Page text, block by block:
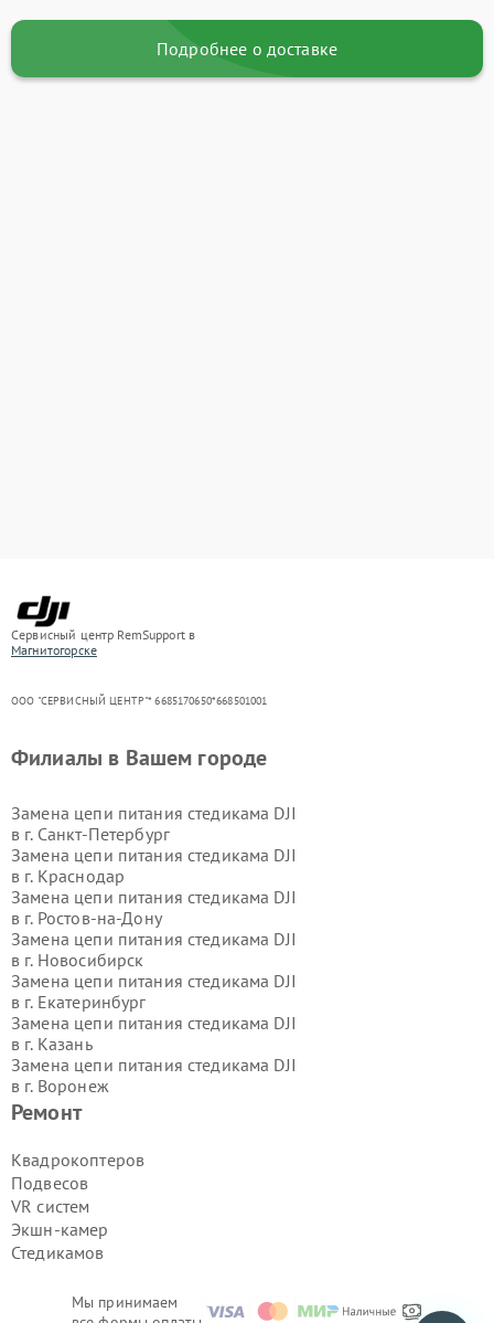
Подробнее о доставке
Сервисный центр RemSupport в
Магнитогорске
ООО "СЕРВИСНЫЙ ЦЕНТР"* 6685170650*668501001
Мы принимаем
Ремонт
Квадрокоптеров
Подвесов
VR систем
Экшн-камер
Стедикамов
Филиалы в Вашем городе
Замена цепи питания стедикама DJI
в г. Санкт-Петербург
Замена цепи питания стедикама DJI
в г. Краснодар
Замена цепи питания стедикама DJI
в г. Ростов-на-Дону
Замена цепи питания стедикама DJI
в г. Новосибирск
Замена цепи питания стедикама DJI
в г. Екатеринбург
Замена цепи питания стедикама DJI
в г. Казань
Замена цепи питания стедикама DJI
в г. Воронеж
Замена цепи питания стедикама DJI
Замена цепи питания стедикама DJI
в г.Самара
Замена цепи питания стедикама DJI
в г.Пермь
Замена цепи питания стедикама DJI
в г.Красноярск
Ижевск
Замена цепи питания стедикама DJI